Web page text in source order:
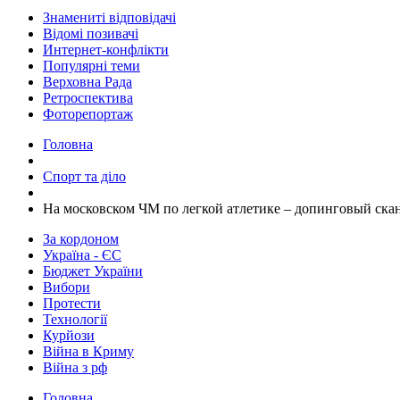
Знамениті відповідачі
Відомі позивачі
Интернет-конфлікти
Популярні теми
Верховна Рада
Ретроспектива
Фоторепортаж
Головна
Спорт та діло
На московском ЧМ по легкой атлетике – допинговый
За кордоном
Україна - ЄС
Бюджет України
Вибори
Протести
Технології
Курйози
Війна в Криму
Війна з рф